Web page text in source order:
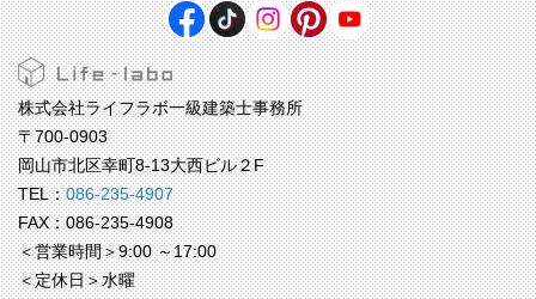
株式会社ライフラボ一級建築士事務所
〒700-0903
岡山市北区幸町8-13大西ビル２F
TEL：086-235-4907
FAX：086-235-4908
＜営業時間＞9:00 ～17:00
＜定休日＞水曜